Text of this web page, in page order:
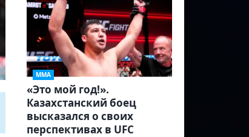
ММА
«Это мой год!».
Казахстанский боец
высказался о своих
перспективах в UFC